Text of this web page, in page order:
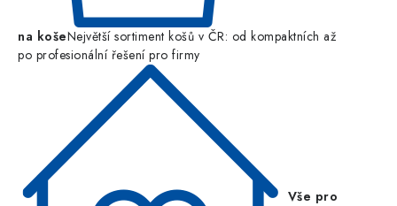
na košeNejvětší sortiment košů v ČR: od kompaktních až
po profesionální řešení pro firmy
Vše pro